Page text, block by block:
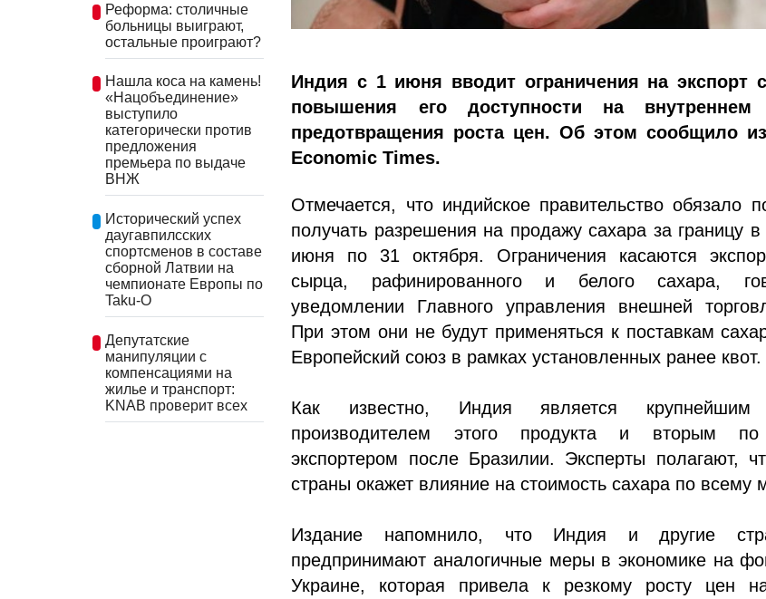
Реформа: столичные
больницы выиграют,
остальные проиграют?
Нашла коса на камень!
«Нацобъединение»
выступило
категорически против
предложения
премьера по выдаче
ВНЖ
Исторический успех
даугавпилсских
спортсменов в составе
сборной Латвии на
чемпионате Европы по
Taku-O
Депутатские
манипуляции с
компенсациями на
жилье и транспорт:
KNAB проверит всех
Индия с 1 июня вводит ограничения на экспорт
повышения его доступности на
предотвращения роста цен. Об этом сообщило
Economic Times.
Отмечается, что индийское правительство обязало
получать разрешения на продажу сахара за границу
июня по 31 октября. Ограничения касаются
сырца, рафинированного и белого сахара,
уведомлении Главного управления внешней
При этом они не будут применяться к поставкам
Европейский союз в рамках установленных ранее квот.
Как известно, Индия является
производителем этого продукта и вторым по
экспортером после Бразилии. Эксперты полагают,
страны окажет влияние на стоимость сахара по всему
Издание напомнило, что Индия и другие
предпринимают аналогичные меры в экономике на
Украине, которая привела к резкому росту цен